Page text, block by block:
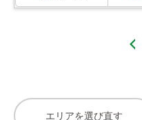
エリアを選び直す